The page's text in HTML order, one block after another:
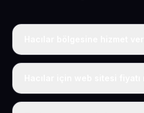
Evet, Hacılar dahil tüm
Tek fiyat: yılda 50 USD +